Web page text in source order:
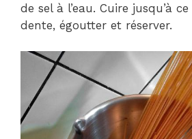
de sel à l’eau. Cuire jusqu’à
dente, égoutter et réserver.